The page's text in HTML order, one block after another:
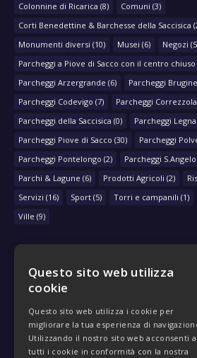
Colonnine di Ricarica (8) Comuni (3)
Corti Benedettine & Barchesse della Saccisica
Monumenti diversi (10) Musei (6) Negozi
Parcheggi a Piove di Sacco con il centro chiuso
Parcheggi Arzergrande (6) Parcheggi Brugine
Parcheggi Codevigo (7) Parcheggi Correzzola
Parcheggi della Saccisica (0) Parcheggi
Parcheggi Piove di Sacco (30) Parcheggi
Parcheggi Pontelongo (2) Parcheggi
Parchi & Lagune (6) Prodotti Agricoli (2)
Servizi (16) Sport (5) Torri e campanili (1)
Ville (9)
NAVIGA PER
Correzzola (29) Legnaro(33) Piove di Sacco
Pontelongo (79) Sant'Angelo di Piove di Sacco
Questo sito web utilizza
cookie
Questo sito web utilizza i cookie per
migliorare la tua esperienza di
Utilizzando il nostro sito web acconsenti a
tutti i cookie in conformità con la nostra